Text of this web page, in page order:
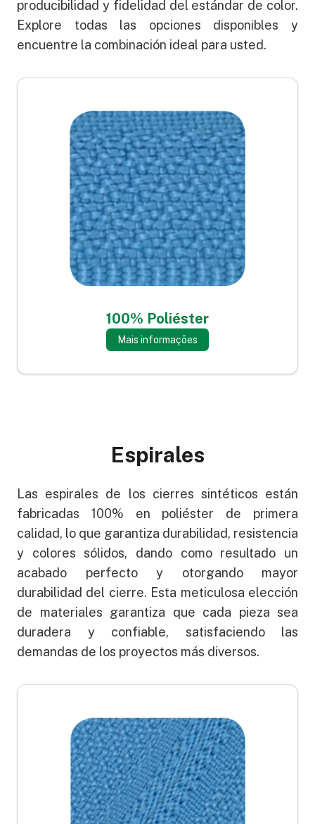
producibilidad y fidelidad del estándar de color.
Explore todas las opciones disponibles y
encuentre la combinación ideal para usted.
100% Poliéster
Mais informações
Espirales
Las espirales de los cierres sintéticos están
fabricadas 100% en poliéster de primera
calidad, lo que garantiza durabilidad, resistencia
y colores sólidos, dando como resultado un
acabado perfecto y otorgando mayor
durabilidad del cierre. Esta meticulosa elección
de materiales garantiza que cada pieza sea
duradera y confiable, satisfaciendo las
demandas de los proyectos más diversos.